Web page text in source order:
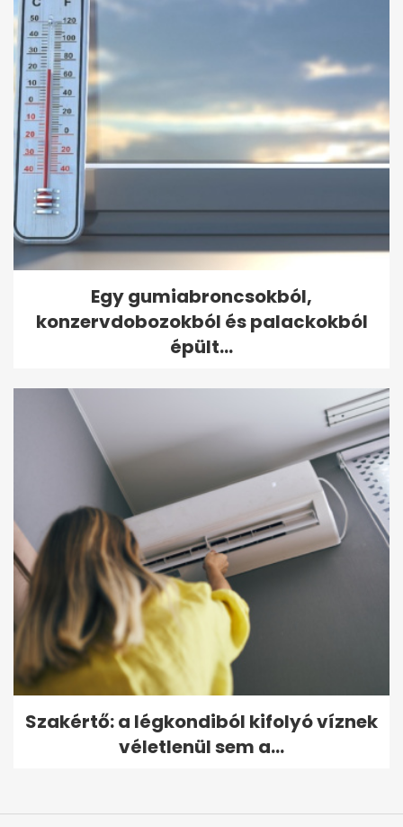
Egy gumiabroncsokból,
konzervdobozokból és palackokból
épült...
Szakértő: a légkondiból kifolyó víznek
véletlenül sem a...